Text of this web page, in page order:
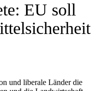
EU soll
und liberale Länder die